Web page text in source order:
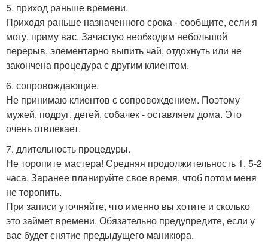
5. приход раньше времени.
Приходя раньше назначенного срока - сообщите, если я
могу, приму вас. Зачастую необходим небольшой
перерыв, элементарно выпить чай, отдохнуть или не
закончена процедура с другим клиентом.
6. сопровождающие.
Не принимаю клиентов с сопровождением. Поэтому
мужей, подруг, детей, собачек - оставляем дома. Это
очень отвлекает.
7. длительность процедуры.
Не торопите мастера! Средняя продолжительность 1, 5-2
часа. Заранее планируйте свое время, чтоб потом меня
не торопить.
При записи уточняйте, что именно вы хотите и сколько
это займет времени. Обязательно предупредите, если у
вас будет снятие предыдущего маникюра.